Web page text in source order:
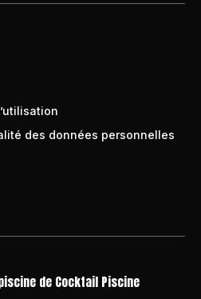
des données personnelles
de Cocktail Piscine